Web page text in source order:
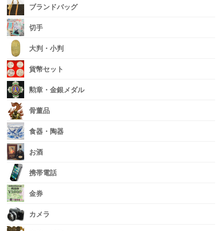
ブランドバッグ
切手
大判・小判
貨幣セット
勲章・金銀メダル
骨董品
食器・陶器
お酒
携帯電話
金券
カメラ